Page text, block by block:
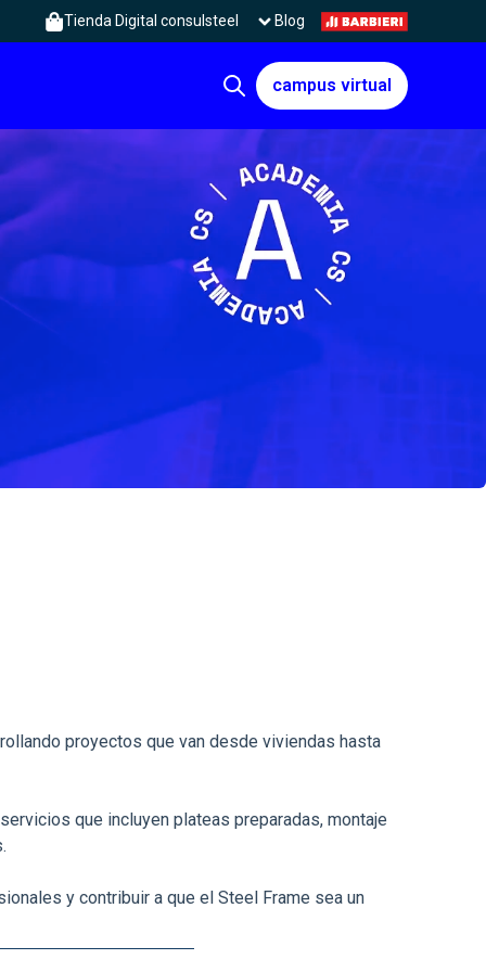
Tienda Digital consulsteel Blog
Open searchcampus virtual
proyectos que van desde viviendas hasta
que incluyen plateas preparadas, montaje
y contribuir a que el Steel Frame sea un